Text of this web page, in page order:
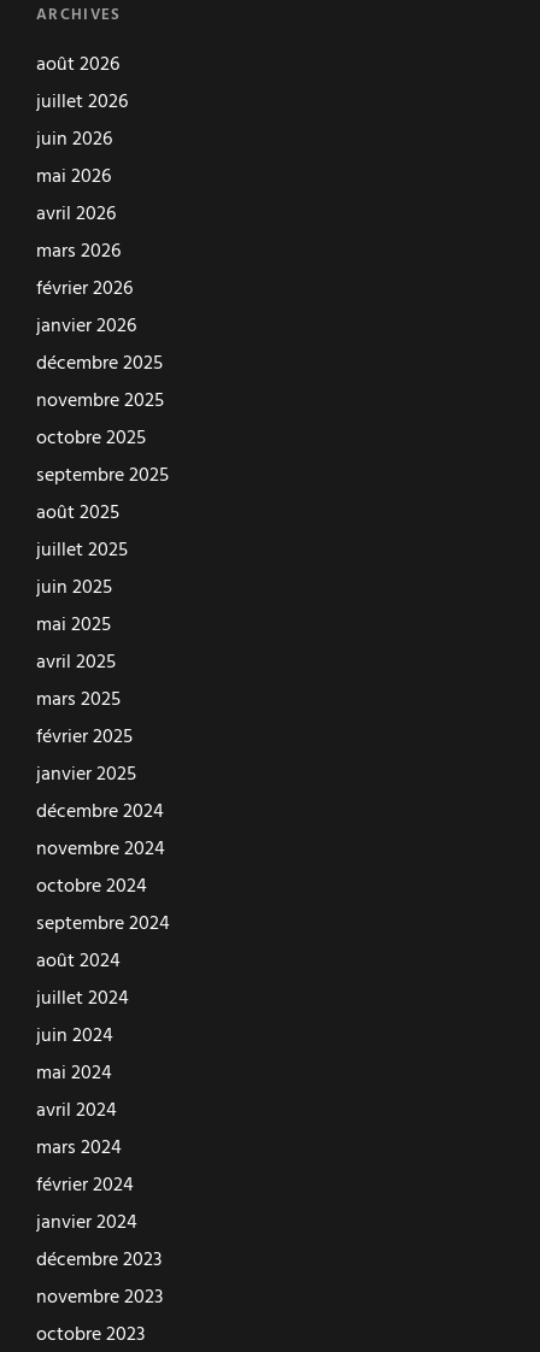
ARCHIVES
août 2026
juillet 2026
juin 2026
mai 2026
avril 2026
mars 2026
février 2026
janvier 2026
décembre 2025
novembre 2025
octobre 2025
septembre 2025
août 2025
juillet 2025
juin 2025
mai 2025
avril 2025
mars 2025
février 2025
janvier 2025
décembre 2024
novembre 2024
octobre 2024
septembre 2024
août 2024
juillet 2024
juin 2024
mai 2024
avril 2024
mars 2024
février 2024
janvier 2024
décembre 2023
novembre 2023
octobre 2023